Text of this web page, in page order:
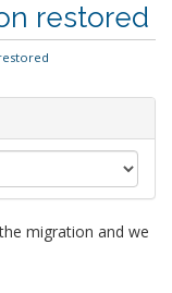
restored
migration and we